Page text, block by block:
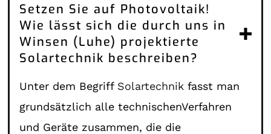
Setzen Sie auf Photovoltaik!
Wie lässt sich die durch uns in
Winsen (Luhe) projektierte
Solartechnik beschreiben?
Unter dem Begriff Solartechnik fasst man
grundsätzlich alle technischenVerfahren
und Geräte zusammen, die die